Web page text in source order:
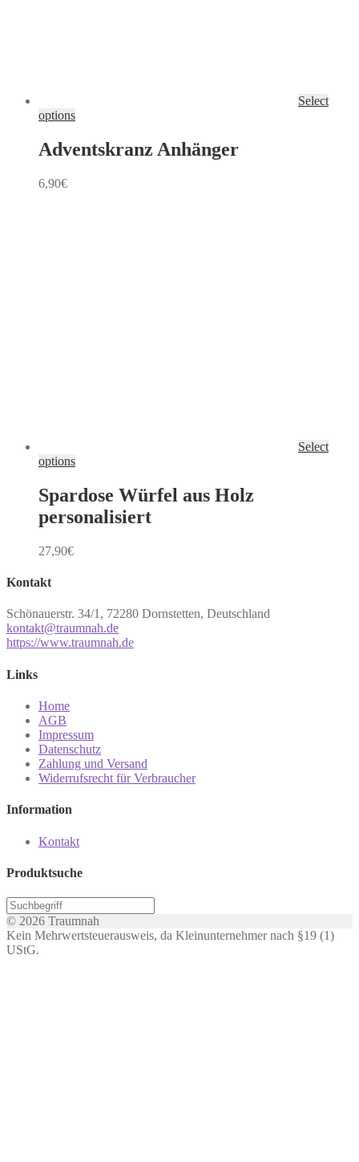
Select
options
Adventskranz Anhänger
6,90€
Select
options
Spardose Würfel aus Holz
personalisiert
27,90€
Kontakt
Schönauerstr. 34/1, 72280 Dornstetten, Deutschland
kontakt@traumnah.de
https://www.traumnah.de
Links
Home
AGB
Impressum
Datenschutz
Zahlung und Versand
Widerrufsrecht für Verbraucher
Information
Kontakt
Produktsuche
© 2026 Traumnah
Kein Mehrwertsteuerausweis, da Kleinunternehmer nach §19 (1)
UStG.